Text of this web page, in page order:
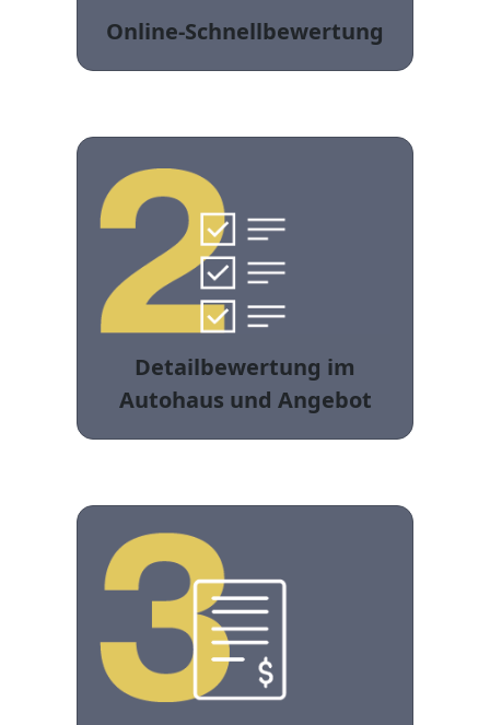
Online-Schnellbewertung
Detailbewertung im
Autohaus und Angebot